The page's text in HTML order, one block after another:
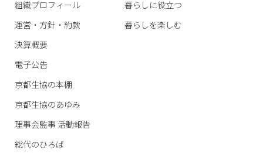
組織プロフィール
運営・方針・約款
決算概要
電子公告
京都生協の本棚
京都生協のあゆみ
理事会監事 活動報告
総代のひろば
暮らしに役立つ
暮らしを楽しむ